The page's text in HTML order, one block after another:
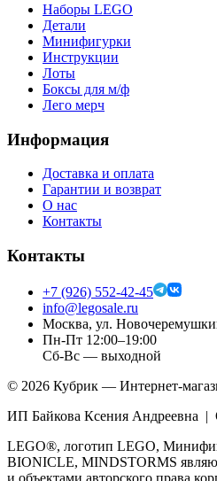
Наборы LEGO
Детали
Минифигурки
Инструкции
Лоты
Боксы для м/ф
Лего мерч
Информация
Доставка и оплата
Гарантии и возврат
О нас
Контакты
Контакты
+7 (926) 552-42-45
info@legosale.ru
Москва, ул.
Пн-Пт 12:00–19:00
Сб-Вс — выходной
© 2026 Кубрик — Интернет-
ИП Байкова Ксения Андреевна
LEGO®, логотип LEGO,
BIONICLE, MINDSTORMS
и объектами авторского права